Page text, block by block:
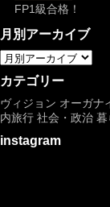
FP1級合格！
月別アーカイブ
カテゴリー
ヴィジョン オーガナ
内旅行 社会・政治 暮
instagram